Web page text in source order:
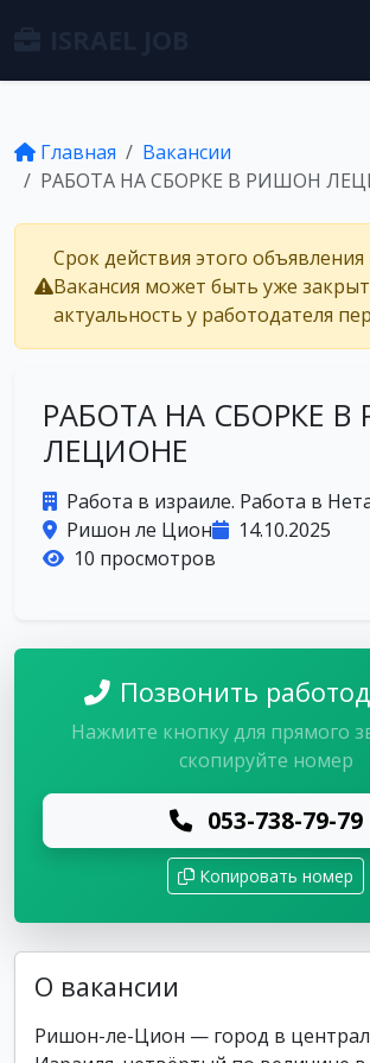
Главная
Вакансии
РАБОTA НА СБОРКE В РИШОН
Срок действия этого объявления
Вакансия может быть уже
актуальность у работодателя
РАБОTA НА СБОРКE
ЛЕЦИОНЕ
Работа в израиле. Работа в
Ришон ле Цион
14.10.2025
10 просмотров
Позвонить
Нажмите кнопку для прямого
скопируйте номер
053-738-79-79
Копировать номер
О вакансии
Ришон-ле-Цион — город в